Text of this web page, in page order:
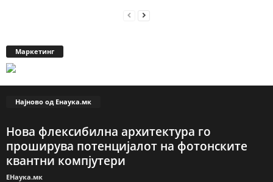
Маркетинг
Најново од Енаука.мк
Нова флексибилна архитектура го
проширува потенцијалот на фотонските
квантни компјутери
ЕНаука.мк